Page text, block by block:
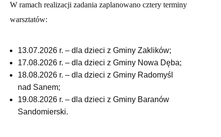
W ramach realizacji zadania zaplanowano cztery terminy
warsztatów:
13.07.2026 r. – dla dzieci z Gminy Zaklików;
17.08.2026 r. – dla dzieci z Gminy Nowa Dęba;
18.08.2026 r. – dla dzieci z Gminy Radomyśl
nad Sanem;
19.08.2026 r. – dla dzieci z Gminy Baranów
Sandomierski.